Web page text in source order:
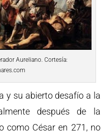
Aureliano. Cortesía:
y su abierto desafío a la
después de la
como César en 271, no